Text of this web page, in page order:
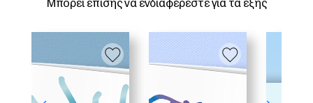
Μπορεί επίσης να ενδιαφέρεστε για τα εξής